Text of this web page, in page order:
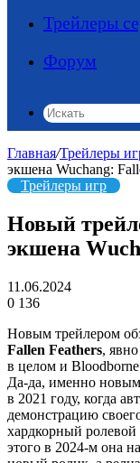
Трейлеры
Форум
Главная/Трейлеры
экшена Wuchang:
Трейлеры игр
Новый
экшена
11.06.2024
0 136
Новым трейлером
Fallen Feathers,
в целом и
Да-да, именно
в 2021 году, когда
демонстрацию
хардкорный
этого в 2024-м она